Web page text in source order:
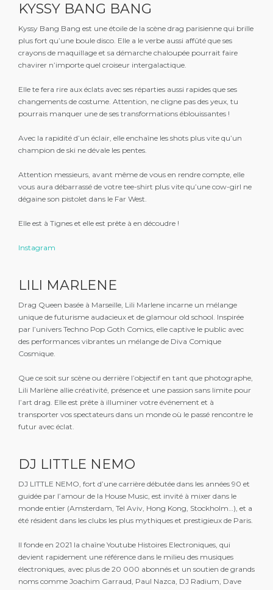
KYSSY BANG BANG
Kyssy Bang Bang est une étoile de la scène drag parisienne qui brille
plus fort qu’une boule disco. Elle a le verbe aussi affûté que ses
crayons de maquillage et sa démarche chaloupée pourrait faire
chavirer n’importe quel croiseur intergalactique.
Elle te fera rire aux éclats avec ses réparties aussi rapides que ses
changements de costume. Attention, ne cligne pas des yeux, tu
pourrais manquer une de ses transformations éblouissantes !
Avec la rapidité d’un éclair, elle enchaîne les shots plus vite qu’un
champion de ski ne dévale les pentes.
Attention messieurs, avant même de vous en rendre compte, elle
vous aura débarrassé de votre tee-shirt plus vite qu’une cow-girl ne
dégaine son pistolet dans le Far West.
Elle est à Tignes et elle est prête à en découdre !
Instagram
LILI MARLENE
Drag Queen basée à Marseille, Lili Marlene incarne un mélange
unique de futurisme audacieux et de glamour old school. Inspirée
par l’univers Techno Pop Goth Comics, elle captive le public avec
des performances vibrantes un mélange de Diva Comique
Cosmique.
Que ce soit sur scène ou derrière l’objectif en tant que photographe,
Lili Marlène allie créativité, présence et une passion sans limite pour
l’art drag. Elle est prête à illuminer votre événement et à
transporter vos spectateurs dans un monde où le passé rencontre le
futur avec éclat.
DJ LITTLE NEMO
DJ LITTLE NEMO, fort d’une carrière débutée dans les années 90 et
guidée par l’amour de la House Music, est invité à mixer dans le
monde entier (Amsterdam, Tel Aviv, Hong Kong, Stockholm…), et a
été résident dans les clubs les plus mythiques et prestigieux de Paris.
Il fonde en 2021 la chaîne Youtube Histoires Electroniques, qui
devient rapidement une référence dans le milieu des musiques
électroniques, avec plus de 20 000 abonnés et un soutien de grands
noms comme Joachim Garraud, Paul Nazca, DJ Radium, Dave